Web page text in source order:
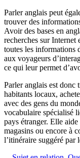
Parler anglais peut
trouver des
Avoir des bases en
recherches sur Internet
toutes les informations
aux voyageurs
ce qui leur permet
Parler anglais est donc
habitants locaux,
avec des gens du
vocabulaire spécialisé
pays étranger. Elle
magasins ou encore à
l’itinéraire suggéré par